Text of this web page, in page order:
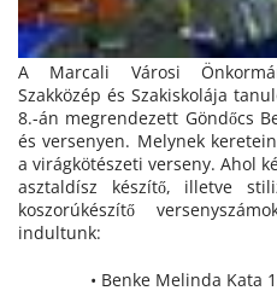
A Marcali Városi
Szakközép és Szakiskolája
8.-án megrendezett Göndőcs
és versenyen. Melynek
a virágkötészeti verseny. Ahol
asztaldísz készítő, illetve
koszorúkészítő
indultunk:
• Benke Melinda Kata